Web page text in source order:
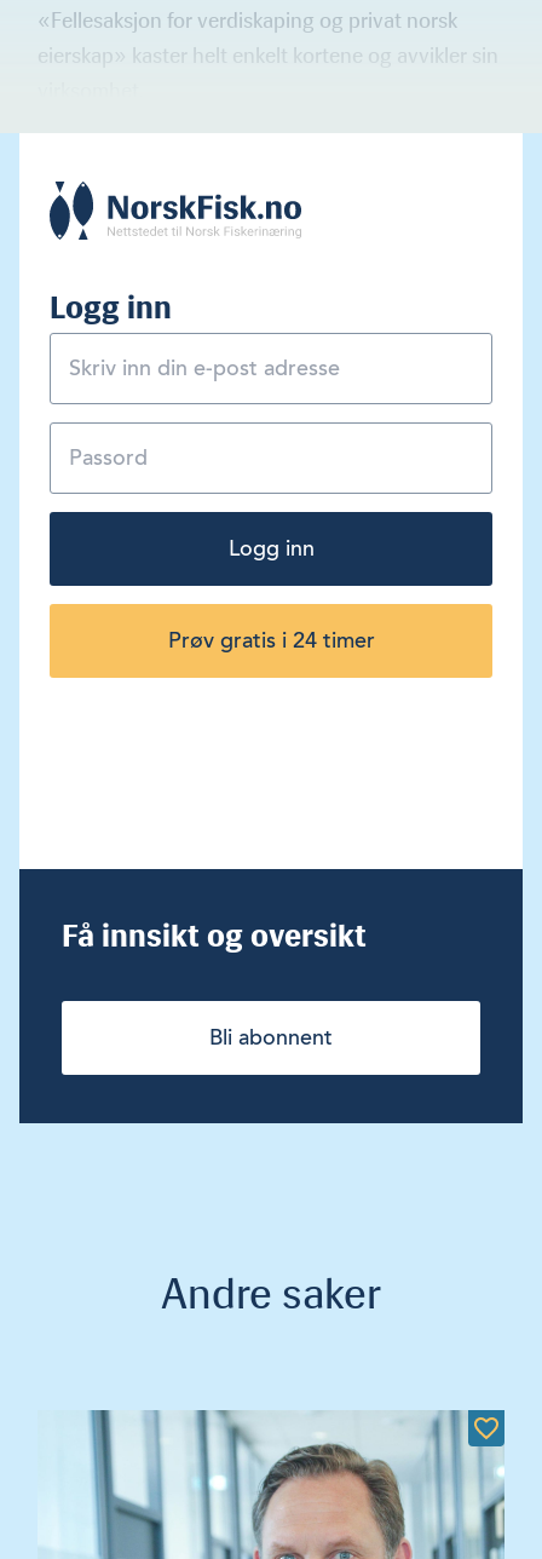
«Fellesaksjon for verdiskaping og privat norsk
eierskap» kaster helt enkelt kortene og avvikler sin
Logg inn
Logg inn
Prøv gratis i 24 timer
Få innsikt og oversikt
Bli abonnent
Andre saker